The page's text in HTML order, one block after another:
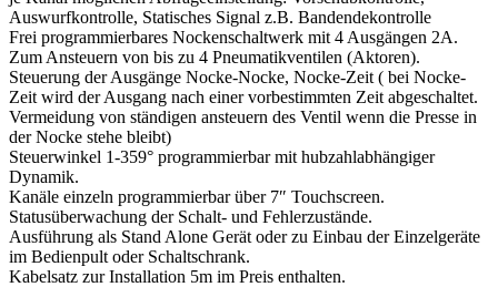
Auswurfkontrolle, Statisches Signal z.B. Bandendekontrolle
Frei programmierbares Nockenschaltwerk mit 4 Ausgängen 2A.
Zum Ansteuern von bis zu 4 Pneumatikventilen (Aktoren).
Steuerung der Ausgänge Nocke-Nocke, Nocke-Zeit ( bei Nocke-
Zeit wird der Ausgang nach einer vorbestimmten Zeit abgeschaltet.
Vermeidung von ständigen ansteuern des Ventil wenn die Presse in
der Nocke stehe bleibt)
Steuerwinkel 1-359° programmierbar mit hubzahlabhängiger
Dynamik.
Kanäle einzeln programmierbar über 7″ Touchscreen.
Statusüberwachung der Schalt- und Fehlerzustände.
Ausführung als Stand Alone Gerät oder zu Einbau der Einzelgeräte
im Bedienpult oder Schaltschrank.
Kabelsatz zur Installation 5m im Preis enthalten.